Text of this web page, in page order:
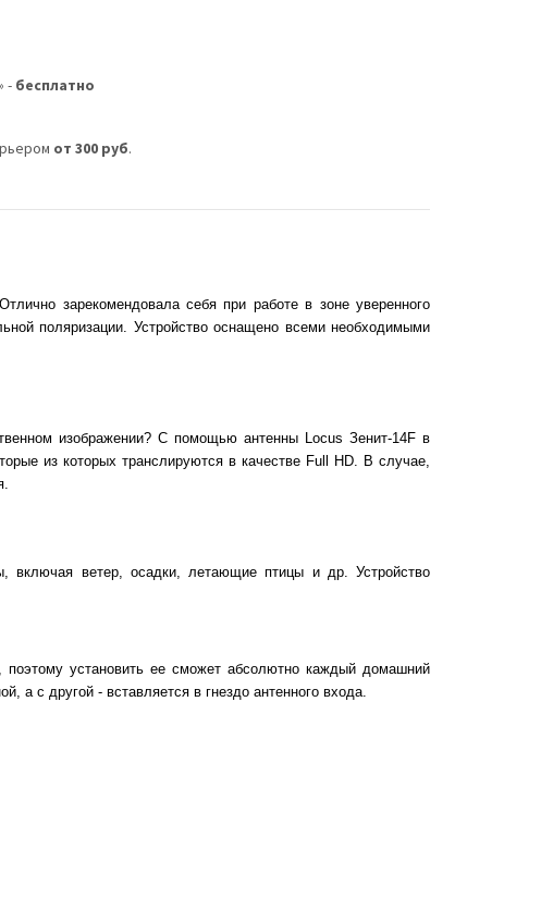
- бесплатно
от 300 руб.
зарекомендовала себя при работе в зоне уверенного
поляризации. Устройство оснащено всеми необходимыми
изображении? С помощью антенны Locus Зенит-14F в
из которых транслируются в качестве Full HD. В случае,
включая ветер, осадки, летающие птицы и др. Устройство
установить ее сможет абсолютно каждый домашний
а с другой - вставляется в гнездо антенного входа.